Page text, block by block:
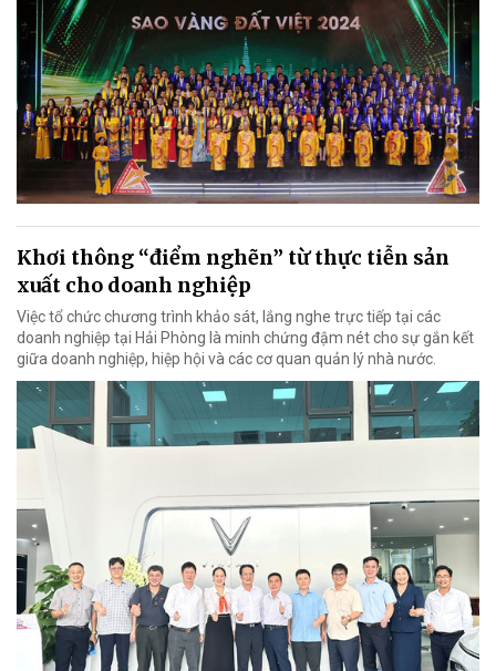
Khơi thông “điểm nghẽn” từ thực tiễn sản
xuất cho doanh nghiệp
Việc tổ chức chương trình khảo sát, lắng nghe trực tiếp tại các
doanh nghiệp tại Hải Phòng là minh chứng đậm nét cho sự gắn kết
giữa doanh nghiệp, hiệp hội và các cơ quan quản lý nhà nước.